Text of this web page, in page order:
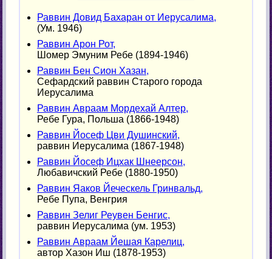
Раввин Довид Бахаран от Иерусалима,
(Ум. 1946)
Раввин Арон Рот,
Шомер Эмуним Ребе (1894-1946)
Раввин Бен Сион Хазан,
Сефардский раввин Старого города
Иерусалима
Раввин Авраам Мордехай Алтер,
Ребе Гура, Польша (1866-1948)
Раввин Йосеф Цви Душинский,
раввин Иерусалима (1867-1948)
Раввин Йосеф Ицхак Шнеерсон,
Любавичский Ребе (1880-1950)
Раввин Яаков Йеческель Гринвальд,
Ребе Пупа, Венгрия
Раввин Зелиг Реувен Бенгис,
раввин Иерусалима (ум. 1953)
Раввин Авраам Йешая Карелиц,
автор Хазон Иш (1878-1953)